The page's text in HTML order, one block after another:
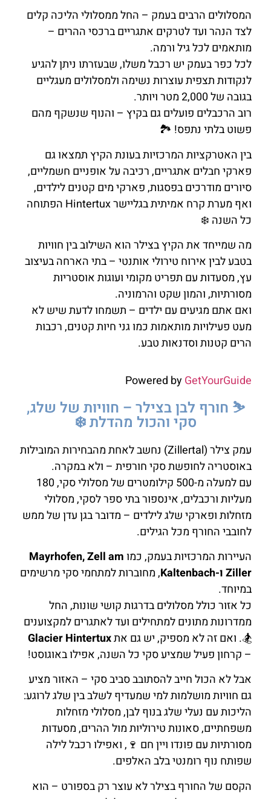
המסלולים הרבים בעמק – החל ממסלולי הליכה קלים
לצד הנהר ועד לטרקים אתגריים ברכסי ההרים –
מותאמים לכל גיל ורמה.
לכל כפר בעמק יש רכבל משלו, שבעזרתו ניתן להגיע
לנקודות תצפית עוצרות נשימה ולמסלולים מעגליים
בגובה של 2,000 מטר ויותר.
רוב הרכבלים פועלים גם בקיץ – והנוף שנשקף מהם
פשוט בלתי נתפס! 🏞️
בין האטרקציות המרכזיות בעונת הקיץ תמצאו גם
פארקי חבלים אתגריים, רכיבה על אופניים חשמליים,
סיורים מודרכים בפסגות, פארקי מים קטנים לילדים,
ואף מערת קרח אמיתית בגליישר Hintertux הפתוחה
כל השנה ❄️
מה שמייחד את הקיץ בצילר הוא השילוב בין חוויות
בטבע לבין אירוח טירולי אותנטי – בתי הארחה בעיצוב
עץ, מסעדות עם תפריט מקומי ועוגות אוסטריות
מסורתיות, והמון שקט והרמוניה.
ואם אתם מגיעים עם ילדים – תשמחו לדעת שיש לא
מעט פעילויות מותאמות כמו גני חיות קטנים, רכבות
הרים קטנות וסדנאות טבע.
Powered byGetYourGuide
⛷️ חורף לבן בצילר – חוויות של שלג,
סקי והכול מהדלת ❄️
עמק צילר (Zillertal) נחשב לאחת מהבחירות המובילות
באוסטריה לחופשת סקי חורפית – ולא במקרה.
עם למעלה מ-500 קילומטרים של מסלולי סקי, 180
מעליות ורכבלים, אינספור בתי ספר לסקי, מסלולי
מזחלות ופארקי שלג לילדים – מדובר בגן עדן של ממש
לחובבי החורף מכל הגילים.
העיירות המרכזיות בעמק, כמוMayrhofen, Zell am
Ziller ו-Kaltenbach
, מחוברות למתחמי סקי מרשימים
במיוחד.
כל אזור כולל מסלולים בדרגות קושי שונות, החל
ממדרונות מתונים למתחילים ועד לאתגרים למקצוענים
🏂. ואם זה לא מספיק, יש גם אתGlacier Hintertux
– קרחון פעיל שמציע סקי כל השנה, אפילו באוגוסט!
אבל לא הכול חייב להסתובב סביב סקי – האזור מציע
גם חוויות מושלמות למי שמעדיף לשלב בין שלג לרוגע:
הליכות עם נעלי שלג בנוף לבן, מסלולי מזחלות
משפחתיים, סאונות טירוליות מול ההרים, מסעדות
מסורתיות עם פונדו ויין חם 🍷, ואפילו רכבל לילה
שפותח נוף רומנטי בלב האלפים.
הקסם של החורף בצילר לא עוצר רק בספורט – הוא